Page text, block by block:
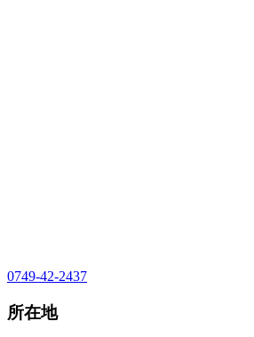
0749-42-2437
所在地